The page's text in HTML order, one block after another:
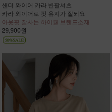
샌더 와이어 카라 반팔셔츠
카라 와이어로 핏 유지가 잘되요
아웃핏 잘사는 하이퀄 브랜드소재
29,900원